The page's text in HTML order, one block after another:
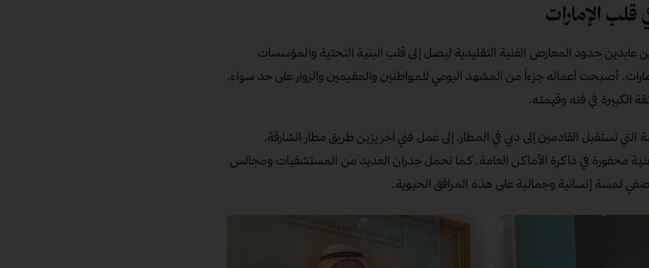
قلب الإمارات
عابدين حدود المعارض الفنية التقليدية ليصل إلى قلب البنية التحتية والمؤسسات
أصبحت أعماله جزءاً من المشهد اليومي للمواطنين والمقيمين والزوار على حد سواء،
الكبيرة في فنه وقيمته.
تستقبل القادمين إلى دبي في المطار، إلى عمل فني آخر يزين طريق مطار الشارقة،
محفورة في ذاكرة الأماكن العامة. كما تحمل جدران العديد من المستشفيات ومجالس
لمسة إنسانية وجمالية على هذه المرافق الحيوية.